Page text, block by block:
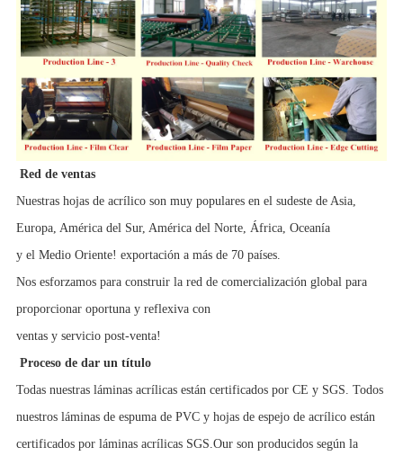
Red de ventas
Nuestras hojas de acrílico son muy populares en el sudeste de Asia,
Europa, América del Sur, América del Norte, África, Oceanía
y el Medio Oriente! exportación a más de 70 países.
Nos esforzamos para construir la red de comercialización global para
proporcionar oportuna y reflexiva con
ventas y servicio post-venta!
Proceso de dar un título
Todas nuestras láminas acrílicas están certificados por CE y SGS. Todos
nuestros láminas de espuma de PVC y hojas de espejo de acrílico están
certificados por láminas acrílicas SGS.Our son producidos según la